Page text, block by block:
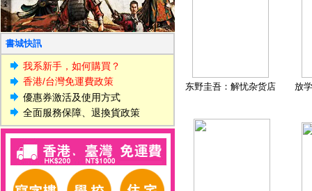
書城快訊
我系新手，如何購買？
香港/台灣免運費政策
優惠券激活及使用方式
全面服務保障、退換貨政策
东野圭吾：解忧杂货店 放